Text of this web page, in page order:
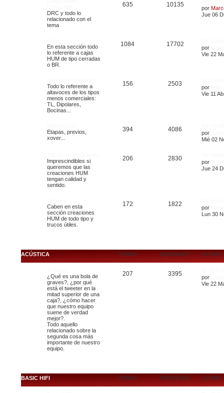
DRC y todo lo
relacionado con el
tema
635 10135
por
Jue 06
En esta sección todo
lo referente a cajas
HUM de tipo cerradas
o BR.
1084 17702
por
Vie 22
Todo lo referente a
altavoces de los tipos
menos comerciales:
TL, Dipolares,
Bocinas...
156 2503
por
Vie 11
Etapas, previos,
xover...
394 4086
por
Mié 02
Imprescindibles si
queremos que las
creaciones HUM
tengan calidad y
sentido.
206 2830
por
Jue 24
Caben en esta
sección creaciones
HUM de todo tipo y
trucos útiles.
172 1822
por
Lun 30
ACÚSTICA TEMAS MENSAJES ÚLTIMO
¿Qué es una bola de
graves?, ¿por qué
está el tweeter en la
mitad superior de una
caja?, ¿cómo hacer
que nuestro equipo
suene de verdad
mejor?.
Todo aquello
relacionado sobre la
segunda cosa más
importante de nuestro
equipo.
207 3395
por
Vie 22
BASIC HIFI TEMAS MENSAJES ÚLTIMO